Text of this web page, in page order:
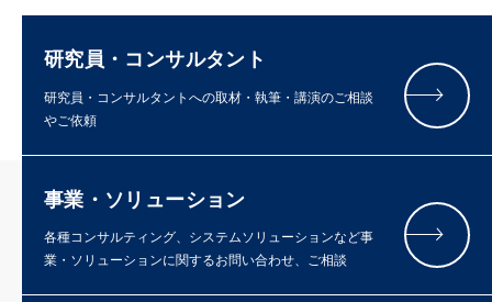
研究員・コンサルタント
研究員・コンサルタントへの取材・執筆・講演のご相談
やご依頼
事業・ソリューション
各種コンサルティング、システムソリューションなど事
業・ソリューションに関するお問い合わせ、ご相談